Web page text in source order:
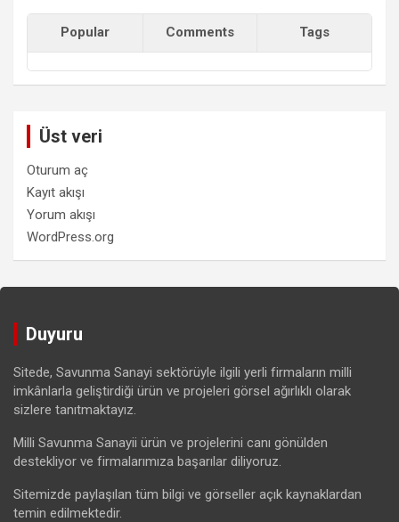
Popular Comments Tags
Üst veri
Oturum aç
Kayıt akışı
Yorum akışı
WordPress.org
Duyuru
Sitede, Savunma Sanayi sektörüyle ilgili yerli firmaların milli
imkânlarla geliştirdiği ürün ve projeleri görsel ağırlıklı olarak
sizlere tanıtmaktayız.
Milli Savunma Sanayii ürün ve projelerini canı gönülden
destekliyor ve firmalarımıza başarılar diliyoruz.
Sitemizde paylaşılan tüm bilgi ve görseller açık kaynaklardan
temin edilmektedir.